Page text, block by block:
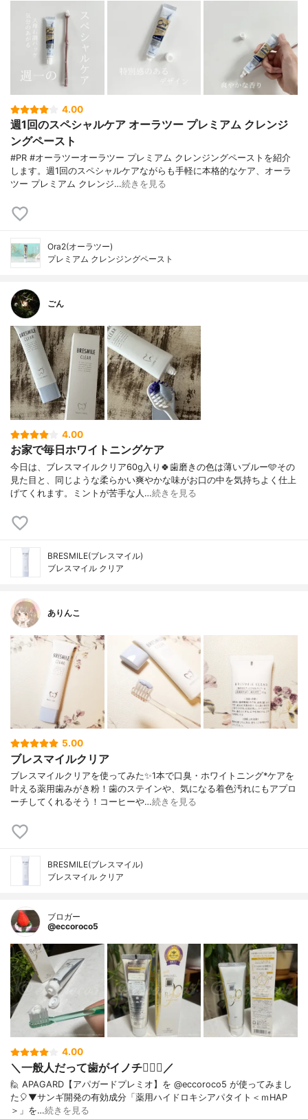
4.00
週1回のスペシャルケア オーラツー プレミアム クレンジ
ングペースト
#PR #オーラツーオーラツー プレミアム クレンジングペーストを紹介
します。週1回のスペシャルケアながらも手軽に本格的なケア、オーラ
ツー プレミアム クレンジ…続きを見る
Ora2(オーラツー)
プレミアム クレンジングペースト
ごん
4.00
お家で毎日ホワイトニングケア
今日は、ブレスマイルクリア60g入り🍀歯磨きの色は薄いブルー🩵その
見た目と、同じような柔らかい爽やかな味がお口の中を気持ちよく仕上
げてくれます。ミントが苦手な人…続きを見る
BRESMILE(ブレスマイル)
ブレスマイル クリア
ありんこ
5.00
ブレスマイルクリア
ブレスマイルクリアを使ってみた✨1本で口臭・ホワイトニング*ケアを
叶える薬用歯みがき粉！歯のステインや、気になる着色汚れにもアプロ
ーチしてくれるそう！コーヒーや…続きを見る
BRESMILE(ブレスマイル)
ブレスマイル クリア
ブロガー
@eccoroco5
4.00
＼一般人だって歯がイノチ❤️‍🔥🦷／
🙋 APAGARD【アパガードプレミオ】を @eccoroco5 が使ってみまし
た🎈⁡⁡⁡⁡▼⁡サンギ開発の有効成分「薬用ハイドロキシアパタイト＜ｍHAP
＞」を…続きを見る